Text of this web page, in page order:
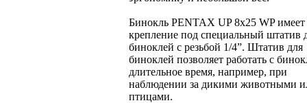
Бинокль PENTAX UP 8x25 WP имеет
крепление под специальный штатив
биноклей с резьбой 1/4”. Штатив для
биноклей позволяет работать с
длительное время, например, при
наблюдении за дикими животными
птицами.